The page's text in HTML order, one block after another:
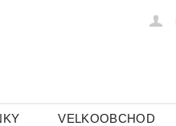
VELKOOBCHOD